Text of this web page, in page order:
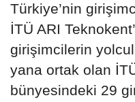
Türkiye’nin
İTÜ ARI
girişimcilerin
yana ortak olan
bünyesindeki 29